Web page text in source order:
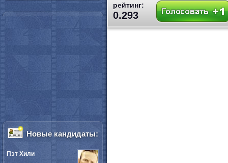
рейтинг:
0.293
Новые кандидаты:
Пэт Хили